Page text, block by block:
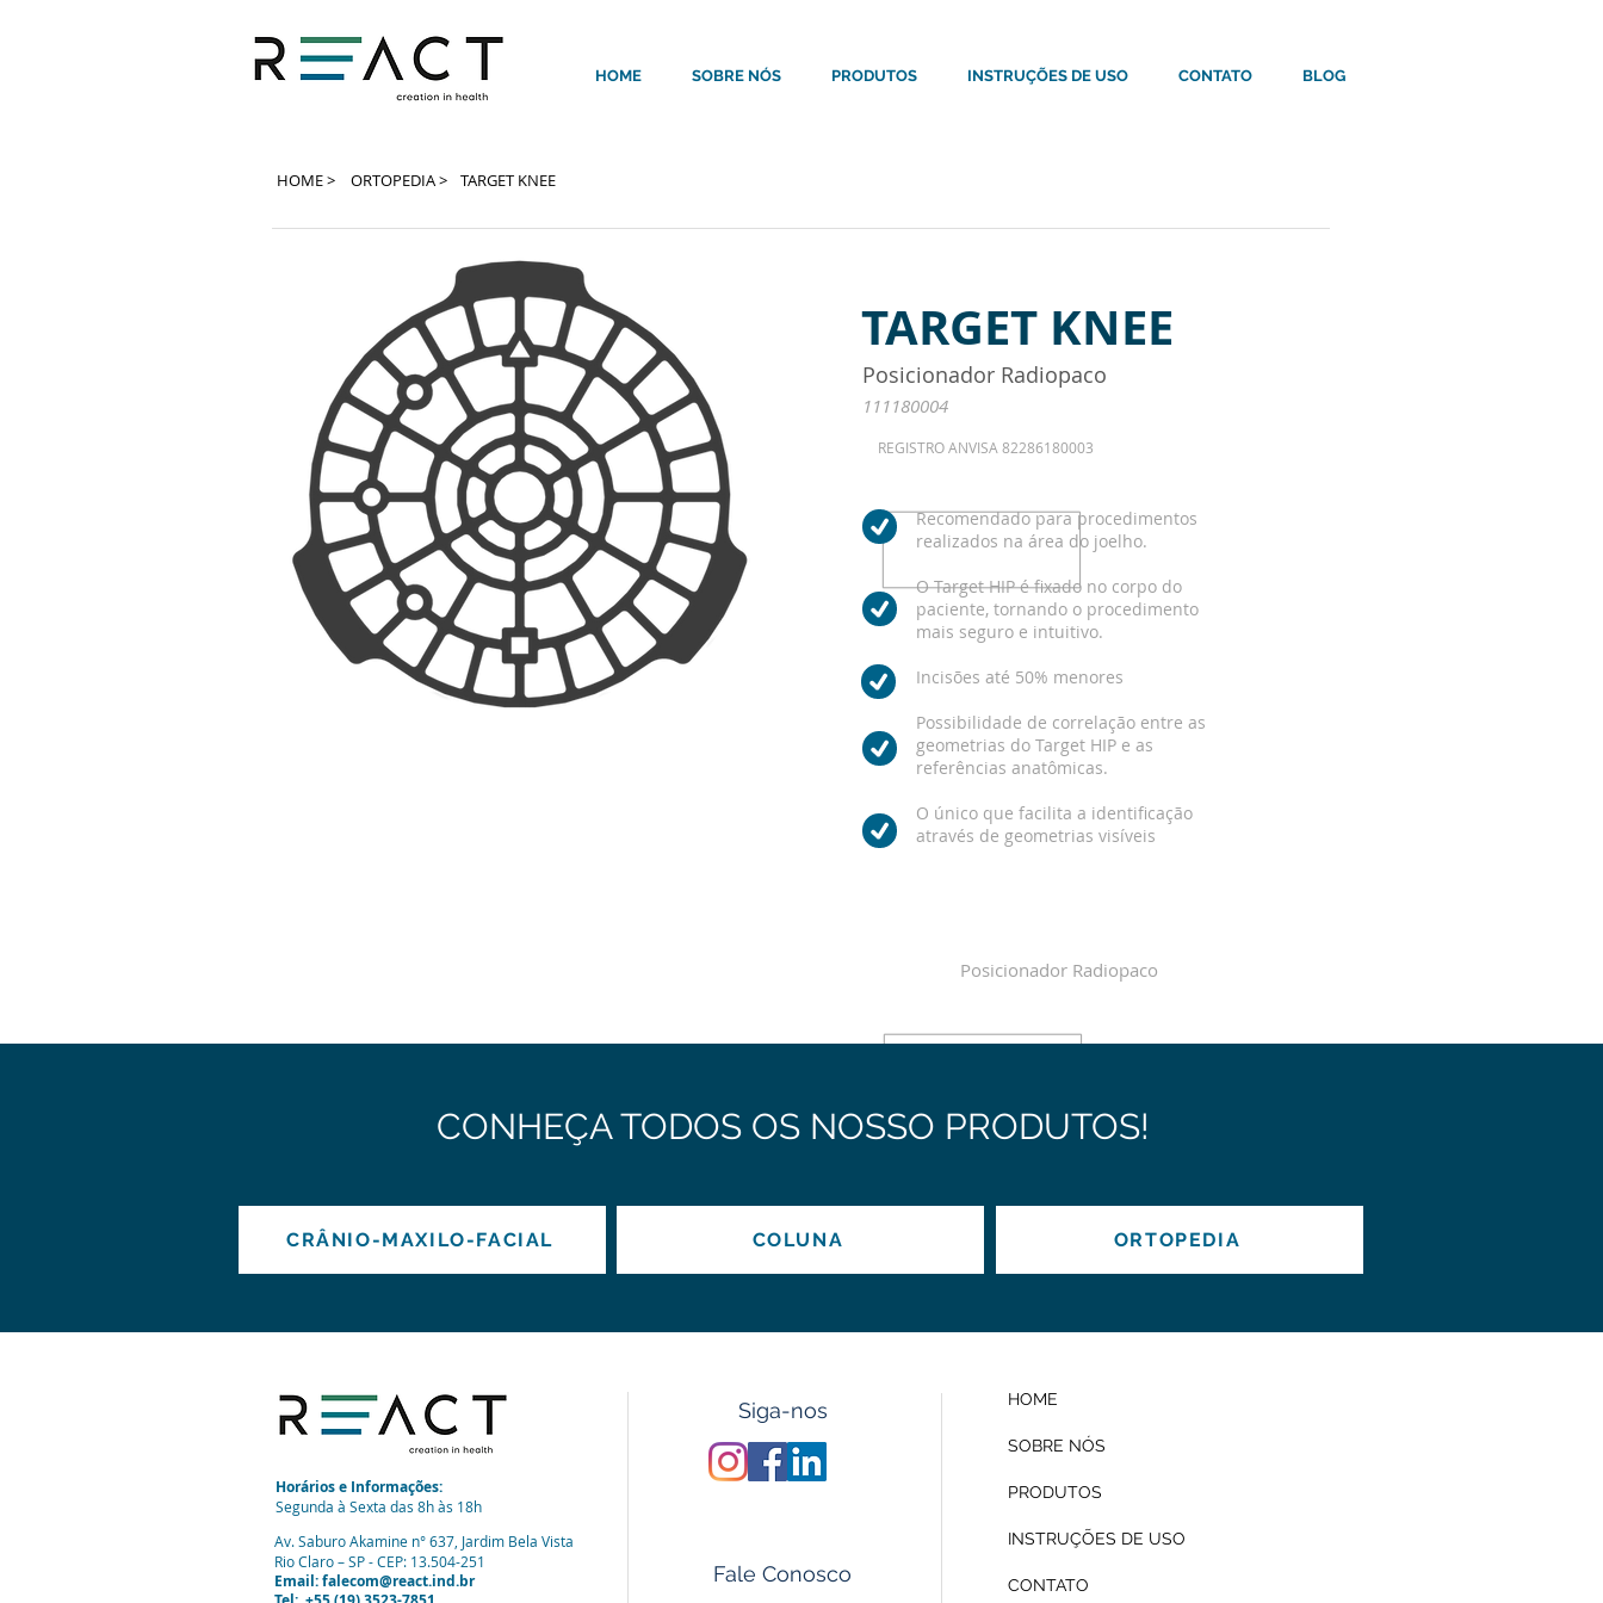
HOME SOBRE NÓS PRODUTOS INSTRUÇÕES DE USO CONTATO BLOG
HOME > ORTOPEDIA > TARGET KNEE
TARGET KNEE
Posicionador Radiopaco
111180004
REGISTRO ANVISA 82286180003
Recomendado para procedimentos
realizados na área do joelho.
O Target HIP é fixado no corpo do
paciente, tornando o procedimento
mais seguro e intuitivo.
Incisões até 50% menores
Possibilidade de correlação entre as
geometrias do Target HIP e as
referências anatômicas.
O único que facilita a identificação
através de geometrias visíveis
Posicionador Radiopaco
CONHEÇA TODOS OS NOSSO PRODUTOS!
CRÂNIO-MAXILO-FACIAL COLUNA ORTOPEDIA
Siga-nos
Horários e Informações:
Segunda à Sexta das 8h às 18h
HOME
SOBRE NÓS
PRODUTOS
INSTRUÇÕES DE USO
CONTATO
Fale Conosco
Av. Saburo Akamine n° 637, Jardim Bela Vista
Rio Claro – SP - CEP: 13.504-251
Email:falecom@react.ind.br